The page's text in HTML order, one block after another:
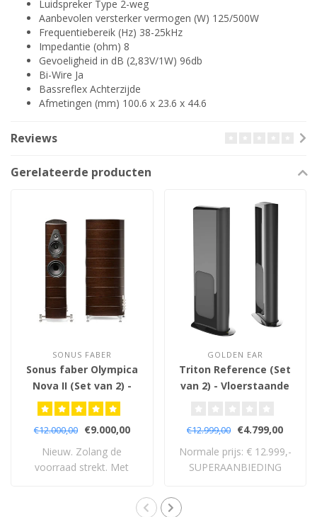
Luidspreker Type 2-weg
Aanbevolen versterker vermogen (W) 125/500W
Frequentiebereik (Hz) 38-25kHz
Impedantie (ohm) 8
Gevoeligheid in dB (2,83V/1W) 96db
Bi-Wire Ja
Bassreflex Achterzijde
Afmetingen (mm) 100.6 x 23.6 x 44.6
Reviews
Gerelateerde producten
SONUS FABER
Sonus faber Olympica
Nova II (Set van 2) -
Vloerstaande
Luidsprekers
€12.000,00
€9.000,00
Nieuw. Zolang de
voorraad strekt. Met
GOLDEN EAR
Triton Reference (Set
van 2) - Vloerstaande
€12.999,00 €4.799,00
Normale prijs: € 12.999,-
SUPERAANBIEDING